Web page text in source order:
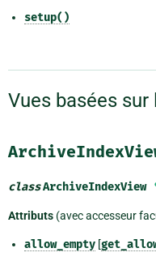
setup()
Vues basées
classArchiveIndexView
Attributs (avec accesseur
allow_empty [